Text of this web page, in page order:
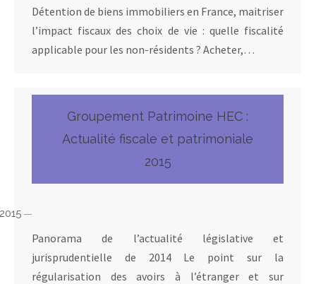
Détention de biens immobiliers en France, maitriser
l’impact fiscaux des choix de vie : quelle fiscalité
applicable pour les non-résidents ? Acheter,…
Groupement Patrimoine HEC :
Actualité fiscale et patrimoniale
2015
Panorama de l’actualité législative et
jurisprudentielle de 2014 Le point sur la
régularisation des avoirs à l’étranger et sur